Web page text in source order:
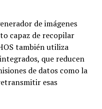
de imágenes
capaz de recopilar
también utiliza
que reducen
de datos como la
esas